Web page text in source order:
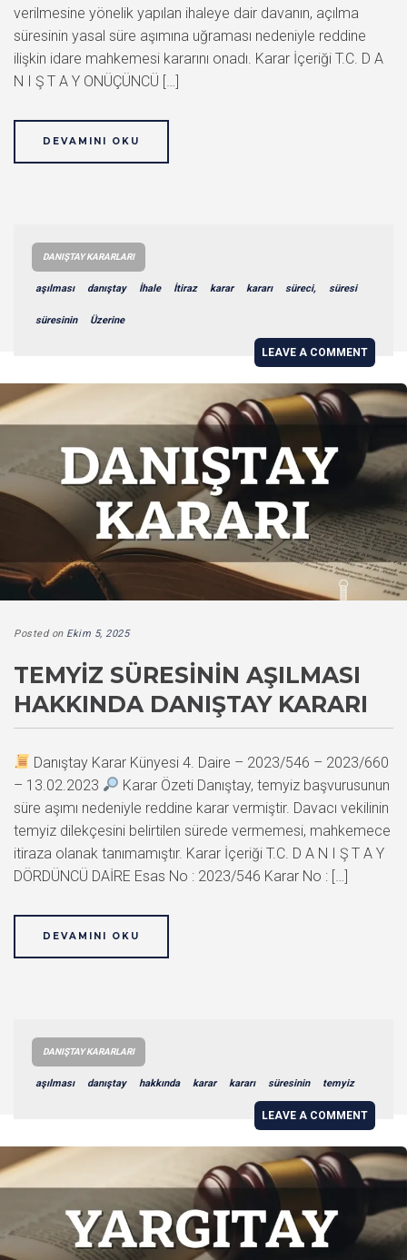
verilmesine yönelik yapılan ihaleye dair davanın, açılma
süresinin yasal süre aşımına uğraması nedeniyle reddine
ilişkin idare mahkemesi kararını onadı. Karar İçeriği T.C. D A
N I Ş T A Y ONÜÇÜNCÜ […]
DEVAMINI OKU
DANIŞTAY KARARLARI
aşılması danıştay İhale İtiraz karar kararı süreci, süresi
süresinin Üzerine
LEAVE A COMMENT
Posted on Ekim 5, 2025
TEMYIZ SÜRESININ AŞILMASI
HAKKINDA DANIŞTAY KARARI
Danıştay Karar Künyesi 4. Daire – 2023/546 – 2023/660
– 13.02.2023
Karar Özeti Danıştay, temyiz başvurusunun
süre aşımı nedeniyle reddine karar vermiştir. Davacı vekilinin
temyiz dilekçesini belirtilen sürede vermemesi, mahkemece
itiraza olanak tanımamıştır. Karar İçeriği T.C. D A N I Ş T A Y
DÖRDÜNCÜ DAİRE Esas No : 2023/546 Karar No : […]
DEVAMINI OKU
DANIŞTAY KARARLARI
aşılması danıştay hakkında karar kararı süresinin temyiz
LEAVE A COMMENT